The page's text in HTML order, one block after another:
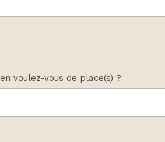
voulez-vous de place(s) ?